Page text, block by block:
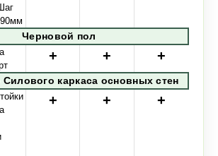
Черновой пол
Силового каркаса основных стен